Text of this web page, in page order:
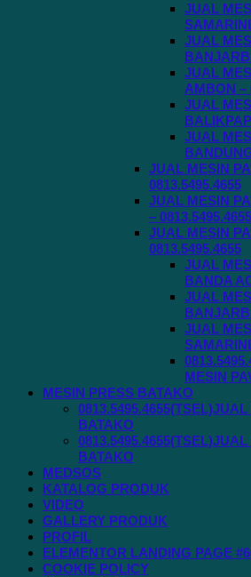
JUAL
JUAL
JUAL
AMBON –
JUAL
JUAL
JUAL MESIN
0813.5495.4655
JUAL MESIN
– 0813.5495.4655
JUAL MESIN
0813.5495.4655
JUAL
BANDA
JUAL
JUAL
MESIN
MESIN PRESS BATAKO
BATAKO
BATAKO
MEDSOS
KATALOG PRODUK
VIDEO
GALLERY PRODUK
PROFIL
ELEMENTOR LANDING PAGE
COOKIE POLICY